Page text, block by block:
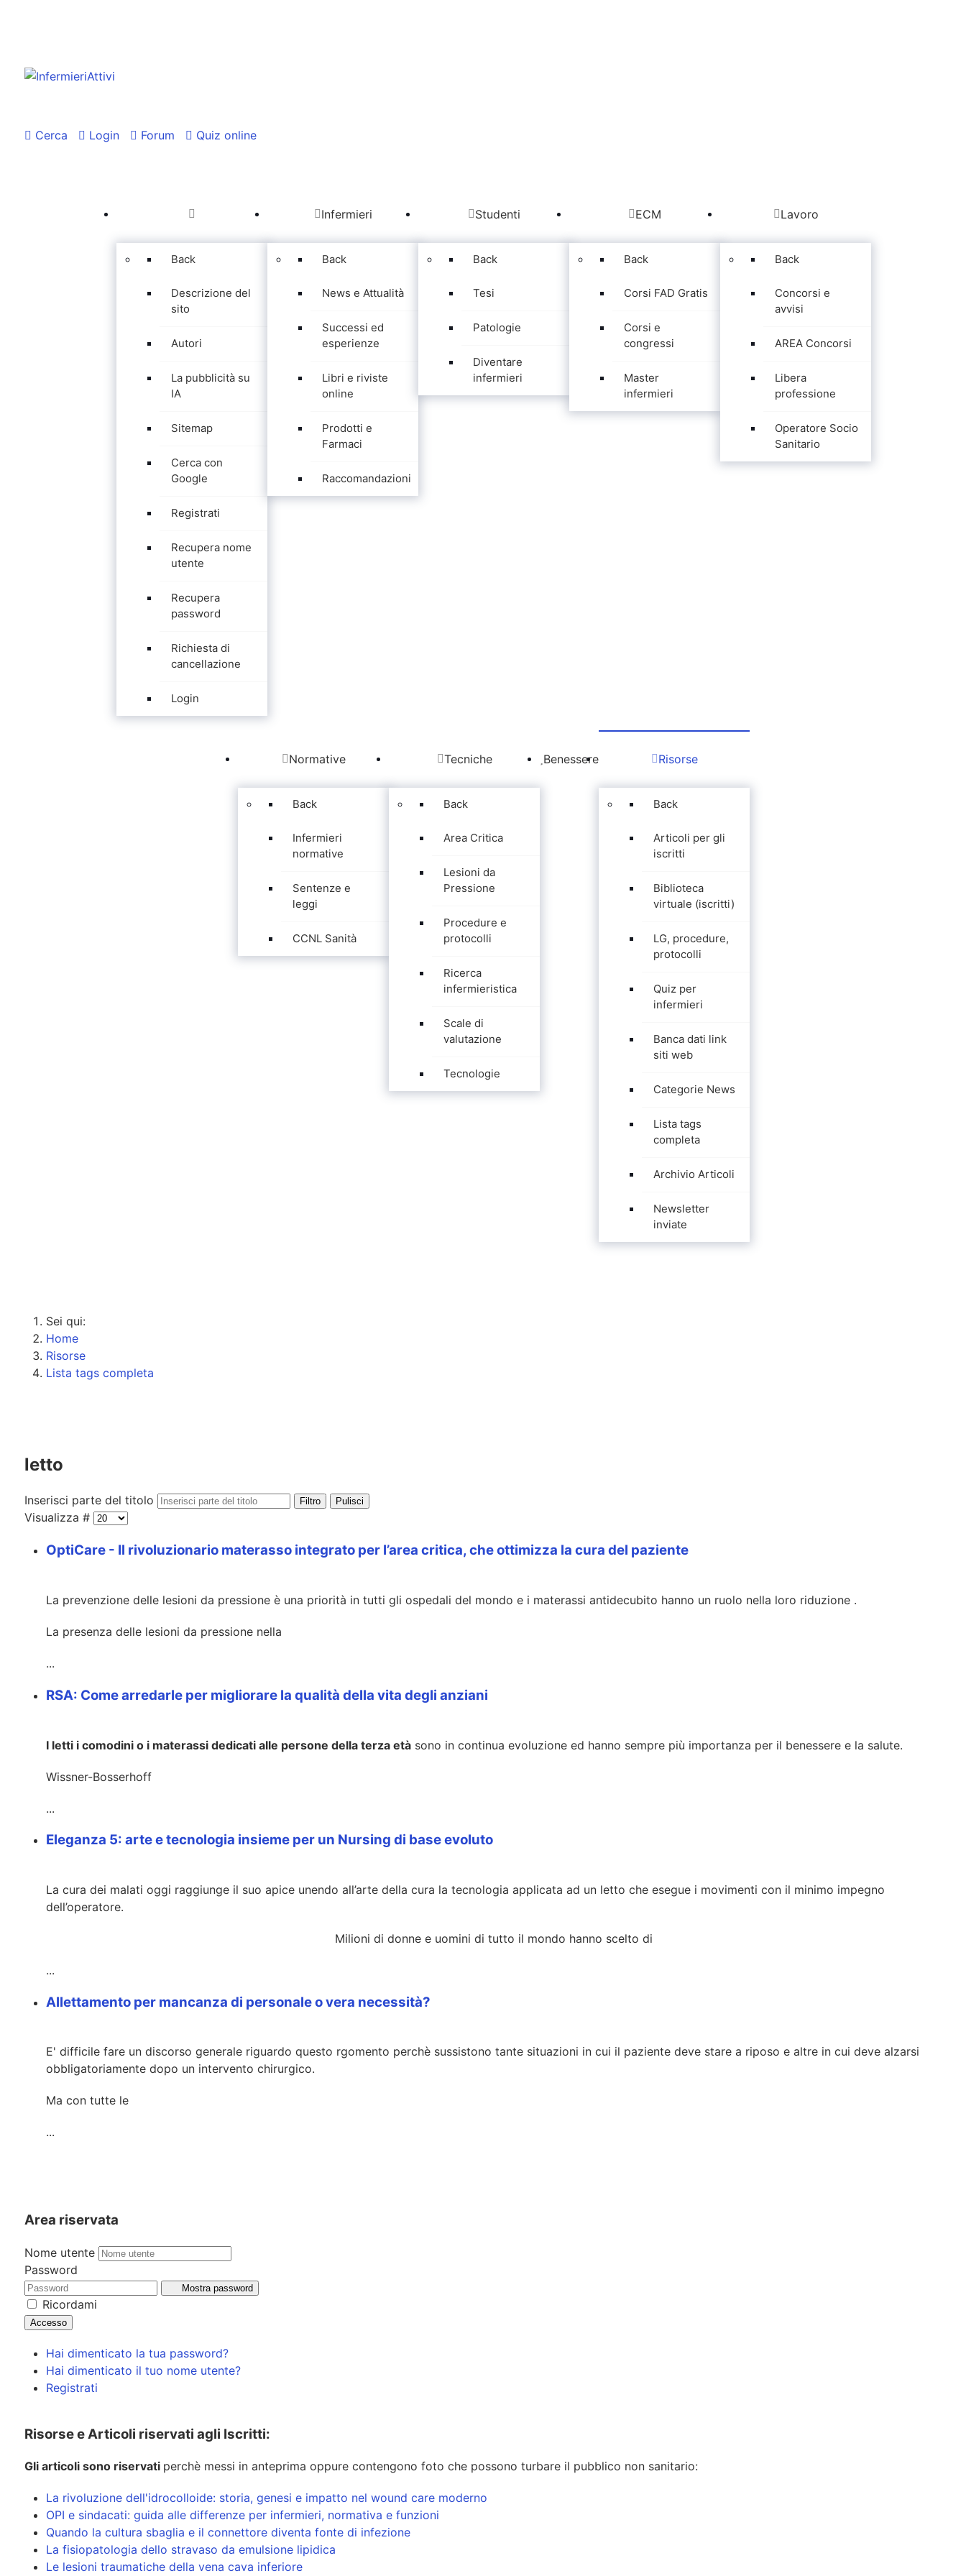
Cerca Login Forum Quiz online
Back
Descrizione del
sito
Autori
La pubblicità su
IA
Sitemap
Cerca con
Google
Registrati
Recupera nome
utente
Recupera
password
Richiesta di
cancellazione
Login
Infermieri
Back
News e Attualità
Successi ed
esperienze
Libri e riviste
online
Prodotti e
Farmaci
Raccomandazioni
Studenti
Back
Tesi
Patologie
Diventare
infermieri
ECM
Back
Corsi FAD Gratis
Corsi e
congressi
Master
infermieri
Lavoro
Back
Concorsi e
avvisi
AREA Concorsi
Libera
professione
Operatore Socio
Sanitario
Normative
Back
Infermieri
normative
Sentenze e
leggi
CCNL Sanità
Tecniche
Back
Area Critica
Lesioni da
Pressione
Procedure e
protocolli
Ricerca
infermieristica
Scale di
valutazione
Tecnologie
Benessere Risorse
Back
Articoli per gli
iscritti
Biblioteca
virtuale (iscritti)
LG, procedure,
protocolli
Quiz per
infermieri
Banca dati link
siti web
Categorie News
Lista tags
completa
Archivio Articoli
Newsletter
inviate
Sei qui:
Home
Risorse
Lista tags completa
letto
Inserisci parte del titolo Filtro Pulisci
Visualizza #
OptiCare - Il rivoluzionario materasso integrato per l’area critica, che ottimizza la cura del paziente
La prevenzione delle lesioni da pressione è una priorità in tutti gli ospedali del mondo e i materassi antidecubito hanno un ruolo nella loro riduzione .
La presenza delle lesioni da pressione nella
...
RSA: Come arredarle per migliorare la qualità della vita degli anziani
I letti i comodini o i materassi dedicati alle persone della terza età sono in continua evoluzione ed hanno sempre più importanza per il benessere e la salute.
Wissner-Bosserhoff
...
Eleganza 5: arte e tecnologia insieme per un Nursing di base evoluto
La cura dei malati oggi raggiunge il suo apice unendo all’arte della cura la tecnologia applicata ad un letto che esegue i movimenti con il minimo impegno
dell’operatore.
Milioni di donne e uomini di tutto il mondo hanno scelto di
...
Allettamento per mancanza di personale o vera necessità?
E' difficile fare un discorso generale riguardo questo rgomento perchè sussistono tante situazioni in cui il paziente deve stare a riposo e altre in cui deve alzarsi
obbligatoriamente dopo un intervento chirurgico.
Ma con tutte le
...
Area riservata
Nome utente
Password
Mostra password
Ricordami
Accesso
Hai dimenticato la tua password?
Hai dimenticato il tuo nome utente?
Registrati
Risorse e Articoli riservati agli Iscritti:
Gli articoli sono riservati perchè messi in anteprima oppure contengono foto che possono turbare il pubblico non sanitario:
La rivoluzione dell'idrocolloide: storia, genesi e impatto nel wound care moderno
OPI e sindacati: guida alle differenze per infermieri, normativa e funzioni
Quando la cultura sbaglia e il connettore diventa fonte di infezione
La fisiopatologia dello stravaso da emulsione lipidica
Le lesioni traumatiche della vena cava inferiore